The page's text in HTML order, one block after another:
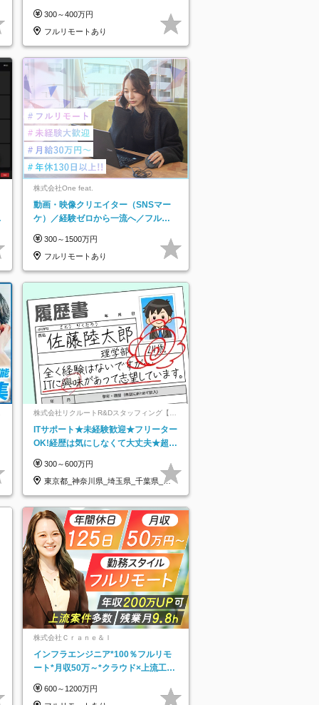
300～400万円
フルリモートあり
株式会社One feat.
動画・映像クリエイター（SNSマー
ケ）／経験ゼロから一流へ／フルリ
日以上
300～1500万円
フルリモートあり
株式会社リクルートR&Dスタッフィング【リ
クルートグループ】
ITサポート★未経験歓迎★フリーター
OK!経歴は気にしなくて大丈夫★超大
300～600万円
東京都_神奈川県_埼玉県_千葉県_大
阪府…
株式会社Ｃｒａｎｅ＆Ｉ
インフラエンジニア*100％フルリモ
ート*月収50万～*クラウド×上流工程
600～1200万円